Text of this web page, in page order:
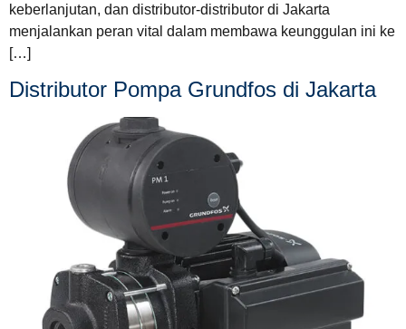
keberlanjutan, dan distributor-distributor di Jakarta
menjalankan peran vital dalam membawa keunggulan ini ke
[…]
Distributor Pompa Grundfos di Jakarta